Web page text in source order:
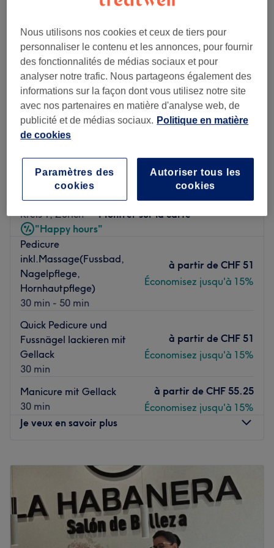
Angel Nails
4,6
6296 avis
Kreis 1, Zürich
Montrer sur la carte
"Happy hours"
Pedicure
inkl.Massage(Fussbad,
Nagelpflege,
Hornhautpflege)
30 min - 50 min
à partir de CHF 51
Économisez jusqu'à 15%
Quick Pedicure und
Fussnägel lackieren mit
Gellack
30 min
à partir de CHF 51
Économisez jusqu'à 15%
Manicure mit Gellack
30 min
à partir de CHF 55.25
Économisez jusqu'à 15%
Je veux en savoir plus
09:30 – 20:30
Jeudi
09:30–20:30
Vendredi
09:30
10:00
Dimanche
Nous utilisons nos cookies et ceux de tiers pour
personnaliser le contenu et les annonces, pour fournir
des fonctionnalités de médias sociaux et pour
analyser notre trafic. Nous partageons également des
informations sur la façon dont vous utilisez notre site
avec nos partenaires en matière d'analyse web, de
publicité et de médias sociaux. Politique en matière
de cookies
Autoriser tous les
cookies
Paramètres des
cookies